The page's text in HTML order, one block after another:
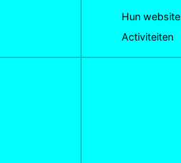
Hun website
Activiteiten